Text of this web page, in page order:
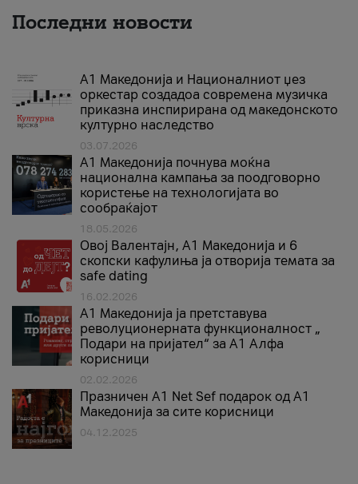
Последни новости
А1 Македонија и Националниот џез
оркестар создадоа современа музичка
приказна инспирирана од македонското
културно наследство
03.07.2026
A1 Македонија почнува моќна
национална кампања за поодговорно
користење на технологијата во
сообраќајот
18.05.2026
Овој Валентајн, A1 Македонија и 6
скопски кафулиња ја отворија темата за
safe dating
16.02.2026
А1 Македонија ја претставува
револуционерната функционалност „
Подари на пријател“ за А1 Алфа
корисници
02.02.2026
Празничен A1 Net Sеf подарок од А1
Македонија за сите корисници
04.12.2025